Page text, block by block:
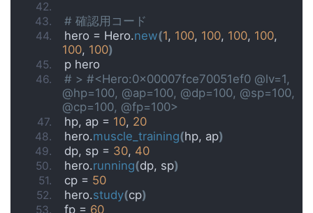
# 確認用コード
hero = Hero.new(1, 100, 100, 100, 100
100, 100)
p hero
# > #<Hero:0x00007fce70051ef0 @lv=1,
@hp=100, @ap=100, @dp=100, @sp=100,
@cp=100, @fp=100>
hp, ap = 10, 20
hero.muscle_training(hp, ap)
dp, sp = 30, 40
hero.running(dp, sp)
cp = 50
hero.study(cp)
fp = 60